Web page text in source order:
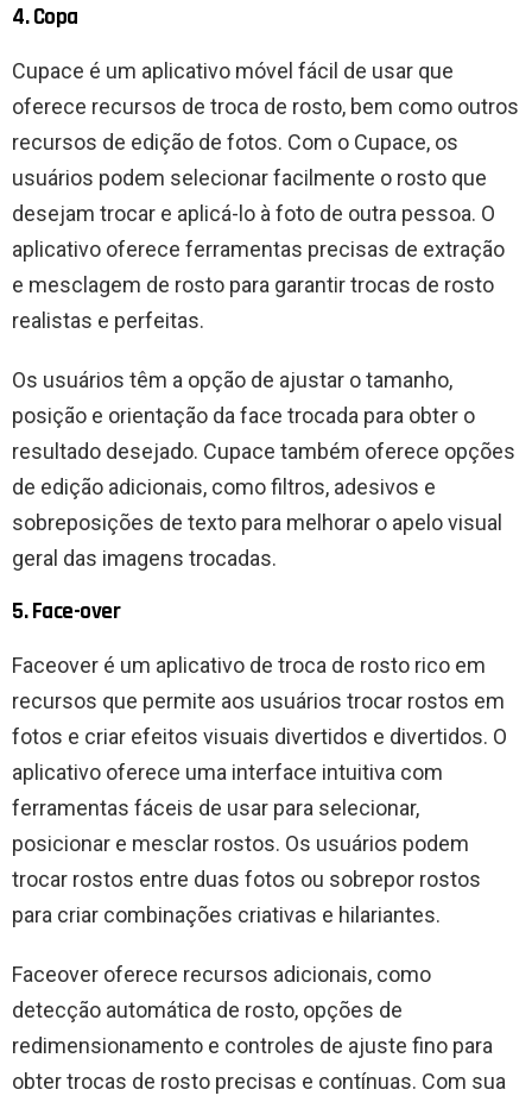
4. Copa
Cupace é um aplicativo móvel fácil de usar que
oferece recursos de troca de rosto, bem como outros
recursos de edição de fotos. Com o Cupace, os
usuários podem selecionar facilmente o rosto que
desejam trocar e aplicá-lo à foto de outra pessoa. O
aplicativo oferece ferramentas precisas de extração
e mesclagem de rosto para garantir trocas de rosto
realistas e perfeitas.
Os usuários têm a opção de ajustar o tamanho,
posição e orientação da face trocada para obter o
resultado desejado. Cupace também oferece opções
de edição adicionais, como filtros, adesivos e
sobreposições de texto para melhorar o apelo visual
geral das imagens trocadas.
5. Face-over
Faceover é um aplicativo de troca de rosto rico em
recursos que permite aos usuários trocar rostos em
fotos e criar efeitos visuais divertidos e divertidos. O
aplicativo oferece uma interface intuitiva com
ferramentas fáceis de usar para selecionar,
posicionar e mesclar rostos. Os usuários podem
trocar rostos entre duas fotos ou sobrepor rostos
para criar combinações criativas e hilariantes.
Faceover oferece recursos adicionais, como
detecção automática de rosto, opções de
redimensionamento e controles de ajuste fino para
obter trocas de rosto precisas e contínuas. Com sua